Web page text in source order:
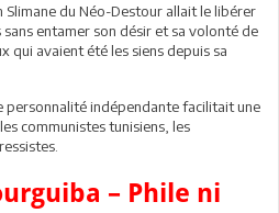
Slimane du Néo-Destour allait le libérer
entamer son désir et sa volonté de
qui avaient été les siens depuis sa
personnalité indépendante facilitait une
communistes tunisiens, les
– Phile ni